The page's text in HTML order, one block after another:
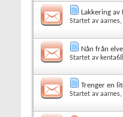
Lakkering
Startet avaarnes
Nån från
Startet av kenta68
Trenger en
Startet avaarnes